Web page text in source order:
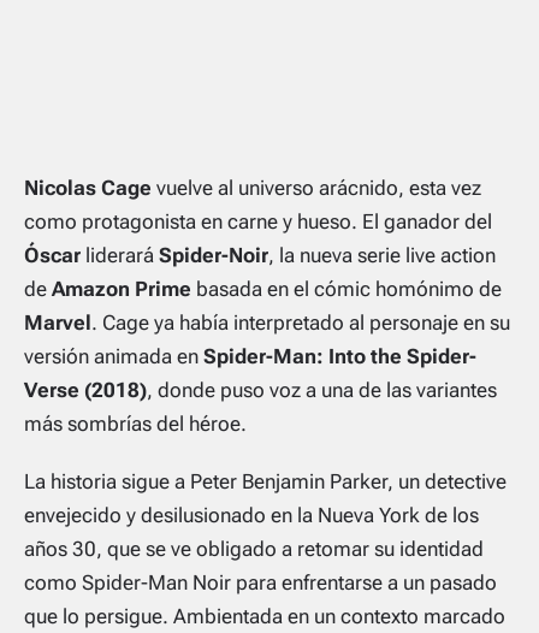
Nicolas Cage vuelve al universo arácnido, esta vez
como protagonista en carne y hueso. El ganador del
Óscar liderará Spider-Noir, la nueva serie live action
de Amazon Prime basada en el cómic homónimo de
Marvel. Cage ya había interpretado al personaje en su
versión animada en Spider-Man: Into the Spider-
Verse (2018), donde puso voz a una de las variantes
más sombrías del héroe.
La historia sigue a Peter Benjamin Parker, un detective
envejecido y desilusionado en la Nueva York de los
años 30, que se ve obligado a retomar su identidad
como Spider-Man Noir para enfrentarse a un pasado
que lo persigue. Ambientada en un contexto marcado